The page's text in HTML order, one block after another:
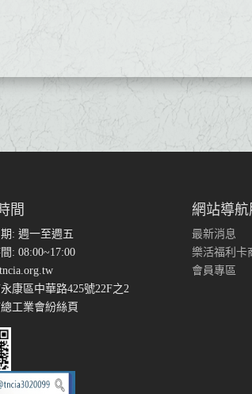
間
期: 週一至週五
間: 08:00~17:00
康區中華路425號22F之2
工業會紛絲頁
網站導
最新消息
樂活福利卡
會員專區